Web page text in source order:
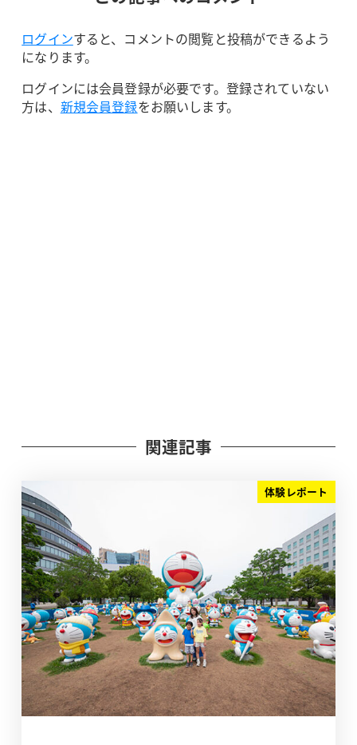
ログインすると、コメントの閲覧と投稿ができるよう
になります。
ログインには会員登録が必要です。登録されていない
方は、 新規会員登録をお願いします。
関連記事
体験レポート